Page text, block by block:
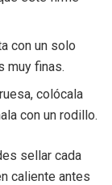
con un solo
muy finas.
colócala
con un rodillo.
sellar cada
caliente antes